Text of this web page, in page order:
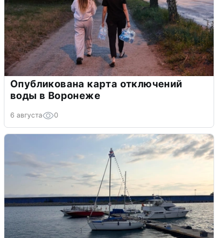
Опубликована карта отключений
воды в Воронеже
6 августа 0